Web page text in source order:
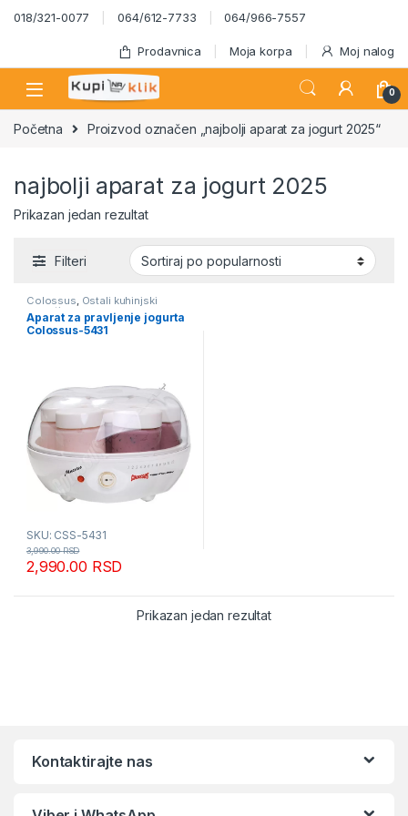
Skip to navigation
Skip to content
018/321-0077 064/612-7733 064/966-7557
Prodavnica Moja korpa Moj nalog
0
Početna Proizvod označen „najbolji aparat za jogurt 2025“
najbolji aparat za jogurt 2025
Prikazan jedan rezultat
Filteri
Colossus, Ostali kuhinjski
aparati
Aparat za pravljenje jogurta
Colossus-5431
SKU: CSS-5431
2,990.00 RSD
3,990.00RSD
Prikazan jedan rezultat
Kontaktirajte nas